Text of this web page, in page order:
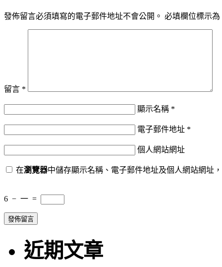
發佈留言必須填寫的電子郵件地址不會公開。 必填欄位標示為
留言 *
顯示名稱 *
電子郵件地址 *
個人網站網址
在瀏覽器中儲存顯示名稱、電子郵件地址及個人網站網址
6 − 一 =
近期文章